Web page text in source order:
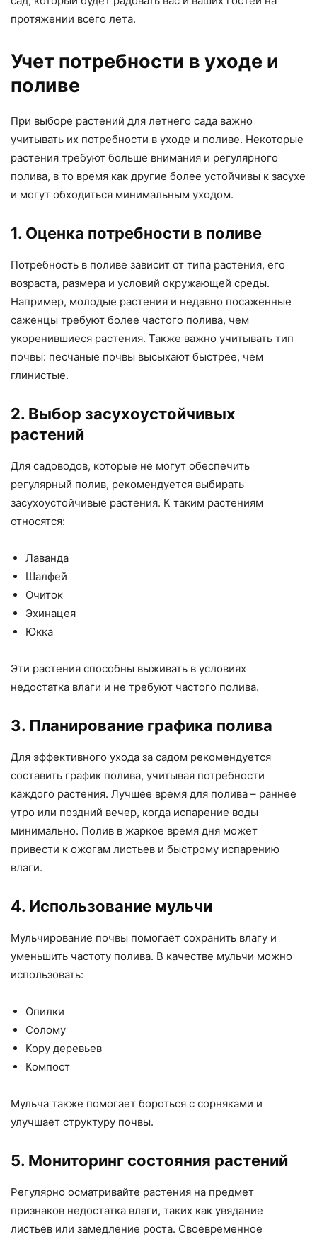
протяжении всего лета.
Учет потребности в уходе и
поливе
При выборе растений для летнего сада важно
учитывать их потребности в уходе и поливе. Некоторые
растения требуют больше внимания и регулярного
полива, в то время как другие более устойчивы к засухе
и могут обходиться минимальным уходом.
1. Оценка потребности в поливе
Потребность в поливе зависит от типа растения, его
возраста, размера и условий окружающей среды.
Например, молодые растения и недавно посаженные
саженцы требуют более частого полива, чем
укоренившиеся растения. Также важно учитывать тип
почвы: песчаные почвы высыхают быстрее, чем
глинистые.
2. Выбор засухоустойчивых
растений
Для садоводов, которые не могут обеспечить
регулярный полив, рекомендуется выбирать
засухоустойчивые растения. К таким растениям
относятся:
Лаванда
Шалфей
Очиток
Эхинацея
Юкка
Эти растения способны выживать в условиях
недостатка влаги и не требуют частого полива.
3. Планирование графика полива
Для эффективного ухода за садом рекомендуется
составить график полива, учитывая потребности
каждого растения. Лучшее время для полива – раннее
утро или поздний вечер, когда испарение воды
минимально. Полив в жаркое время дня может
привести к ожогам листьев и быстрому испарению
влаги.
4. Использование мульчи
Мульчирование почвы помогает сохранить влагу и
уменьшить частоту полива. В качестве мульчи можно
использовать:
Опилки
Солому
Кору деревьев
Компост
Мульча также помогает бороться с сорняками и
улучшает структуру почвы.
5. Мониторинг состояния растений
Регулярно осматривайте растения на предмет
признаков недостатка влаги, таких как увядание
листьев или замедление роста. Своевременное